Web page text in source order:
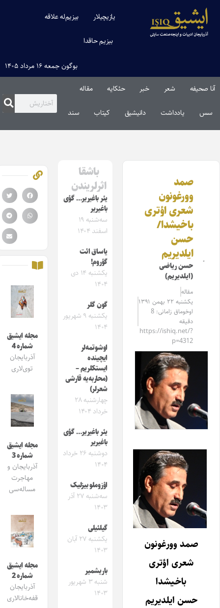
یازیچیلار بیزیم‌له علاقه
بیزیم حاقدا
بوگون جمعه ۱۶ مرداد ۱۴۰۵
آنا صحیفه شعر خبر حئکایه مقاله‌
سس یادداشت دانیشیق کیتاب سند
صمد
وورغونون
شعری اؤتری
باخـیشدا/
حسن
ایلدیریم
حسن ریاضی
(ایلدیریم)
مقاله‌
یکشنبه ۲۲ بهمن ۱۳۹۱
اوخوماق زامانی: 8
دقیقه
https://ishiq.net/?
p=4312
صمد وورغونون
شعری اؤتری
باخـیشدا
حسن ایلدیریم
باشقا
اثرلریندن
یئر باغیریر… گؤی
باغیریر
سه‌شنبه ۱۹
اسفند ۱۴۰۴
یاساق ائت
گؤروم!
یکشنبه ۱۴ دی
۱۴۰۴
گون گلر
یکشنبه ۹ شهریور
۱۴۰۴
اوشوتمه‌لر
ایچینده
ایستکلریم –
(محاربه‌یه قارشی
شعرلر)
چهارشنبه ۲۸
خرداد ۱۴۰۴
یئر باغیریر… گؤی
باغیریر
دوشنبه ۲۶ خرداد
۱۴۰۴
اؤزوملو بیزلیک
سه‌شنبه ۲۷ آذر
۱۴۰۳
گیلئیلی
یکشنبه ۲۷ آبان
۱۴۰۳
باریشمیر
شنبه ۳ شهریور
۱۴۰۳
مجله ایشیق
شماره 4
آذربایجان
توی‌لاری
مجله ایشیق
شماره 3
آذربایجان و
مهاجرت
مساله‌سی
مجله ایشیق
شماره 2
آذربایجان
قفه‌خانالاری